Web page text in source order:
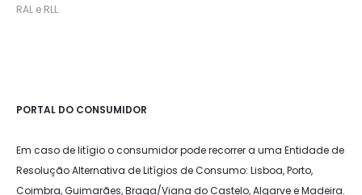
RAL e RLL
PORTAL DO CONSUMIDOR
Em caso de litígio o consumidor pode recorrer a uma Entidade de
Resolução Alternativa de Litígios de Consumo: Lisboa, Porto,
Coimbra, Guimarães, Braga/Viana do Castelo, Algarve e Madeira.